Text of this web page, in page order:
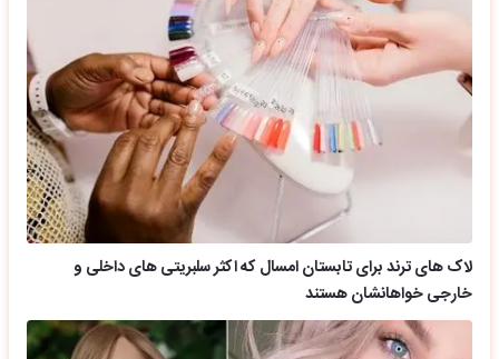
لاک های ترند برای تابستان امسال که اکثر سلبریتی های داخلی و
خارجی خواهانشان هستند